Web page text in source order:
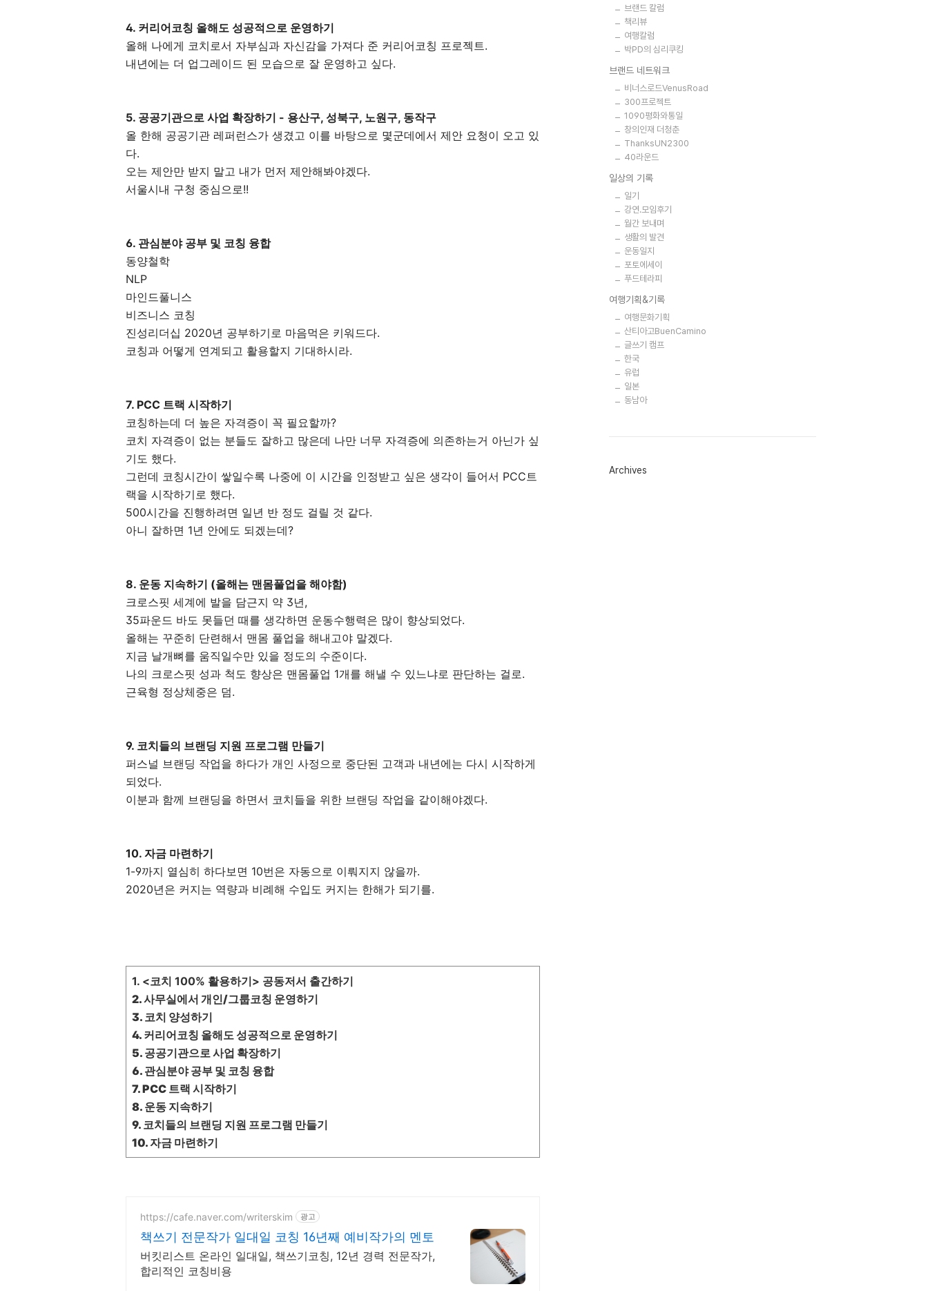
4. 커리어코칭 올해도 성공적으로 운영하기
올해 나에게 코치로서 자부심과 자신감을 가져다 준 커리어코칭 프로젝트.
내년에는 더 업그레이드 된 모습으로 잘 운영하고 싶다.
5. 공공기관으로 사업 확장하기 - 용산구, 성북구, 노원구, 동작구
올 한해 공공기관 레퍼런스가 생겼고 이를 바탕으로 몇군데에서 제안 요청이 오고 있
다.
오는 제안만 받지 말고 내가 먼저 제안해봐야겠다.
서울시내 구청 중심으로!!
6. 관심분야 공부 및 코칭 융합
동양철학
NLP
마인드풀니스
비즈니스 코칭
진성리더십 2020년 공부하기로 마음먹은 키워드다.
코칭과 어떻게 연계되고 활용할지 기대하시라.
7. PCC 트랙 시작하기
코칭하는데 더 높은 자격증이 꼭 필요할까?
코치 자격증이 없는 분들도 잘하고 많은데 나만 너무 자격증에 의존하는거 아닌가 싶
기도 했다.
그런데 코칭시간이 쌓일수록 나중에 이 시간을 인정받고 싶은 생각이 들어서 PCC트
랙을 시작하기로 했다.
500시간을 진행하려면 일년 반 정도 걸릴 것 같다.
아니 잘하면 1년 안에도 되겠는데?
8. 운동 지속하기 (올해는 맨몸풀업을 해야함)
크로스핏 세계에 발을 담근지 약 3년,
35파운드 바도 못들던 때를 생각하면 운동수행력은 많이 향상되었다.
올해는 꾸준히 단련해서 맨몸 풀업을 해내고야 말겠다.
지금 날개뼈를 움직일수만 있을 정도의 수준이다.
나의 크로스핏 성과 척도 향상은 맨몸풀업 1개를 해낼 수 있느냐로 판단하는 걸로.
근육형 정상체중은 덤.
9. 코치들의 브랜딩 지원 프로그램 만들기
퍼스널 브랜딩 작업을 하다가 개인 사정으로 중단된 고객과 내년에는 다시 시작하게
되었다.
이분과 함께 브랜딩을 하면서 코치들을 위한 브랜딩 작업을 같이해야겠다.
10. 자금 마련하기
1-9까지 열심히 하다보면 10번은 자동으로 이뤄지지 않을까.
2020년은 커지는 역량과 비례해 수입도 커지는 한해가 되기를.
1. <코치 100% 활용하기> 공동저서 출간하기
2. 사무실에서 개인/그룹코칭 운영하기
3. 코치 양성하기
4. 커리어코칭 올해도 성공적으로 운영하기
5. 공공기관으로 사업 확장하기
6. 관심분야 공부 및 코칭 융합
7. PCC 트랙 시작하기
8. 운동 지속하기
9. 코치들의 브랜딩 지원 프로그램 만들기
10.자금 마련하기
https://cafe.naver.com/writerskim 광고
책쓰기 전문작가 일대일 코칭 16년째 예비작가의 멘토
버킷리스트 온라인 일대일, 책쓰기코칭, 12년 경력 전문작가,
합리적인 코칭비용
브랜드 칼럼
책리뷰
여행칼럼
박PD의 심리쿠킹
브랜드 네트워크
비너스로드VenusRoad
300프로젝트
1090평화와통일
창의인재 더청춘
ThanksUN2300
40라운드
일상의 기록
일기
강연.모임후기
월간 보내며
생활의 발견
운동일지
포토에세이
푸드테라피
여행기획&기록
여행문화기획
산티아고BuenCamino
글쓰기 캠프
한국
유럽
일본
동남아
Archives